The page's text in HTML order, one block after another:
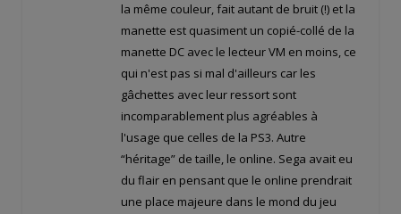
la même couleur, fait autant de bruit (!) et la
manette est quasiment un copié-collé de la
manette DC avec le lecteur VM en moins, ce
qui n'est pas si mal d'ailleurs car les
gâchettes avec leur ressort sont
incomparablement plus agréables à
l'usage que celles de la PS3. Autre
“héritage” de taille, le online. Sega avait eu
du flair en pensant que le online prendrait
une place majeure dans le mond du jeu